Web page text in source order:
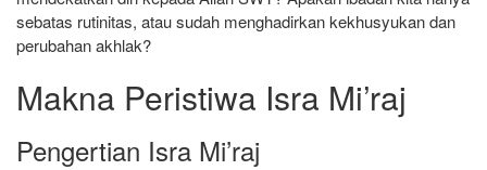
sebatas rutinitas, atau sudah menghadirkan kekhusyukan dan
perubahan akhlak?
Makna Peristiwa Isra Mi’raj
Pengertian Isra Mi’raj